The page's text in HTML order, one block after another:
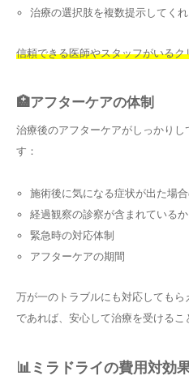
治療の選択肢を複数提示してく
信頼できる医師やスタッフがいるク
🏥アフターケアの体制
治療後のアフターケアがしっかり
す：
施術後に気になる症状が出た場
経過観察の診察が含まれているか
緊急時の対応体制
アフターケアの期間
万が一のトラブルにも対応しても
であれば、安心して治療を受けるこ
📊ミラドライの費用対効